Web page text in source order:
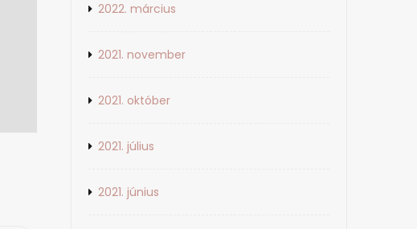
2022. március
2021. november
2021. október
2021. július
2021. június